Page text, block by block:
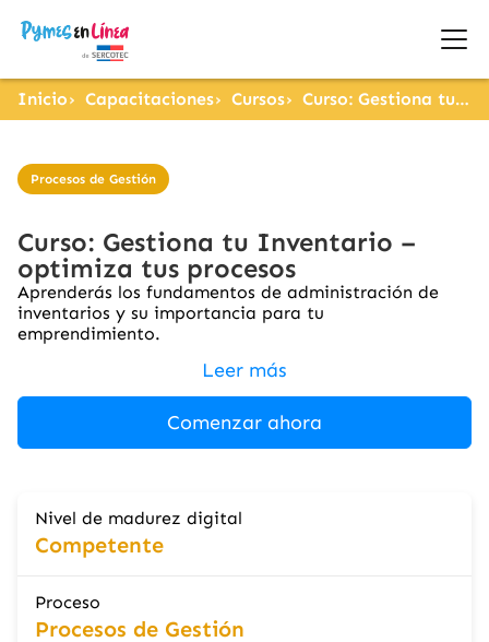
Inicio Capacitaciones Cursos Curso: Gestiona tu Inventario – optimiza tus procesos
Procesos de Gestión
Curso: Gestiona tu Inventario –
optimiza tus procesos
Aprenderás los fundamentos de administración de
inventarios y su importancia para tu
emprendimiento.
Leer más
Comenzar ahora
Nivel de madurez digital
Competente
Proceso
Procesos de Gestión